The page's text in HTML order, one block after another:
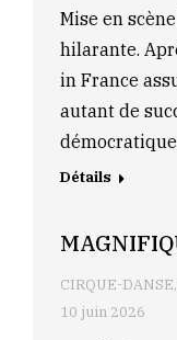
Mise en
hilarante.
in France
autant de
Détails
CIRQUE-DANSE,
10 juin 2026